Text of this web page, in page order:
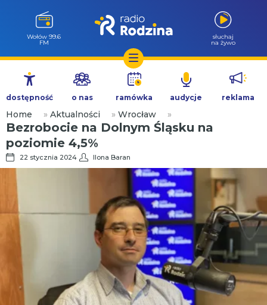
Przejdź
treści
Wołów 99.6
FM
słuchaj
na żywo
dostępność o nas ramówka audycje reklama
Home » Aktualności » Wrocław »
Bezrobocie na Dolnym Śląsku na
poziomie 4,5%
22 stycznia 2024 Ilona Baran